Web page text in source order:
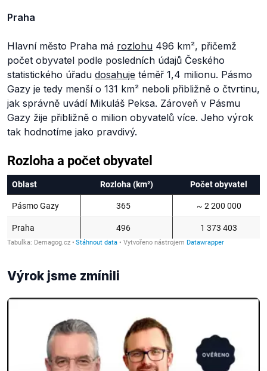
Praha
Hlavní město Praha má rozlohu 496 km², přičemž
počet obyvatel podle posledních údajů Českého
statistického úřadu dosahuje téměř 1,4 milionu. Pásmo
Gazy je tedy menší o 131 km² neboli přibližně o čtvrtinu,
jak správně uvádí Mikuláš Peksa. Zároveň v Pásmu
Gazy žije přibližně o milion obyvatelů více. Jeho výrok
tak hodnotíme jako pravdivý.
Výrok jsme zmínili